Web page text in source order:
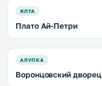
ЯЛТА
Плато Ай-Петри
АЛУПКА
Воронцовский дворец